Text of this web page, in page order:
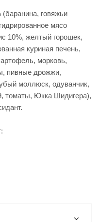
говяжьи
мясо
10%, желтый горошек,
куриная печень,
морковь,
пивные дрожжи,
моллюск, одуванчик,
томаты, Юкка Шидигера),